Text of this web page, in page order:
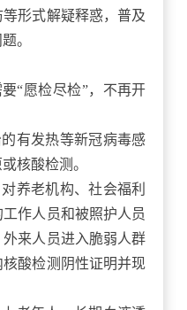
形式解疑释惑，普及
。
要“愿检尽检”，不再开
有发热等新冠病毒感
核酸检测。
养老机构、社会福利
作人员和被照护人员
来人员进入脆弱人群
核酸检测阴性证明并现